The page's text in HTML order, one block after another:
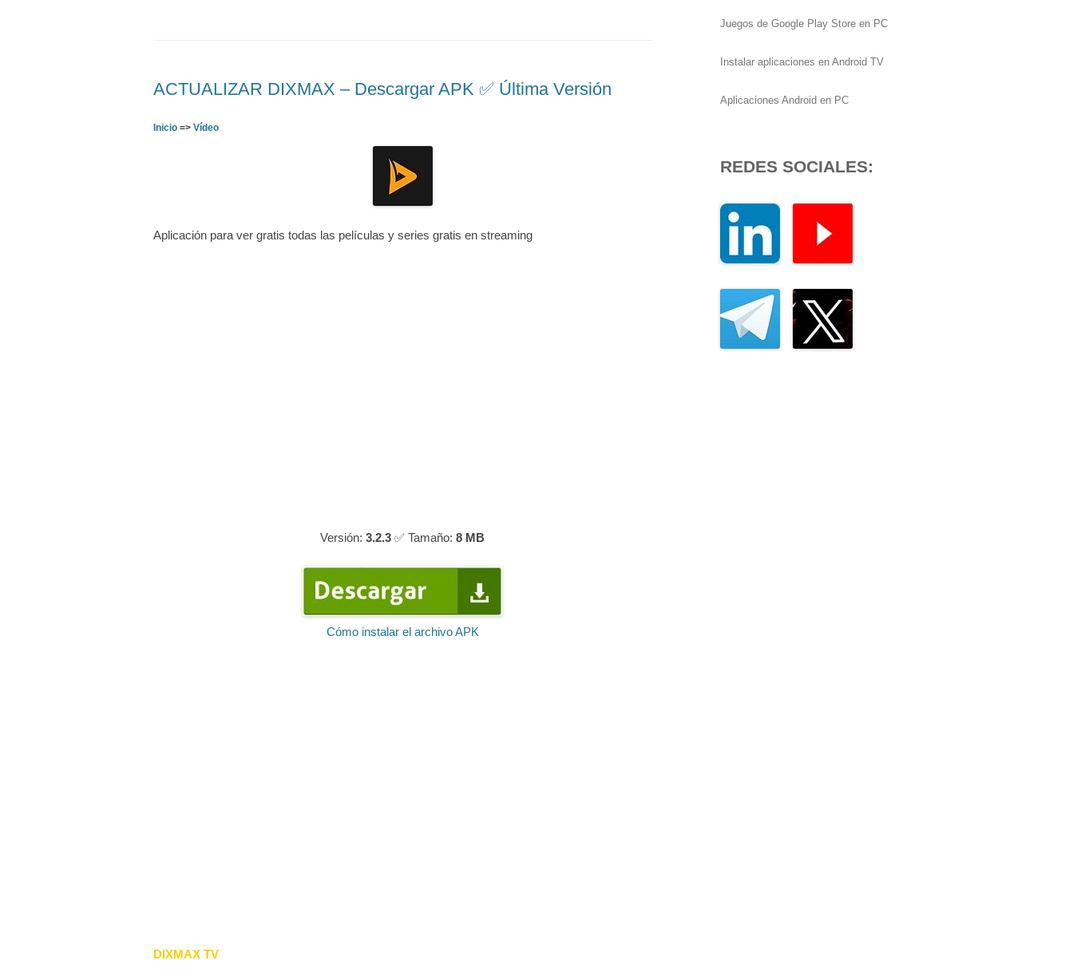
ACTUALIZAR DIXMAX – Descargar APK ✅️ Última Versión
Inicio => Vídeo
Aplicación para ver gratis todas las películas y series gratis en streaming
Versión:3.2.3✅ Tamaño: 8 MB
Cómo instalar el archivo APK
DIXMAX TV
Juegos de Google Play Store en PC
Instalar aplicaciones en Android TV
Aplicaciones Android en PC
REDES SOCIALES: